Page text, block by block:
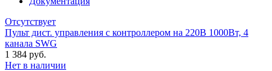
Отсутствует
Пульт дист. управления с контроллером на 220В 1000Вт, 4
канала SWG
1 384 руб.
Нет в наличии